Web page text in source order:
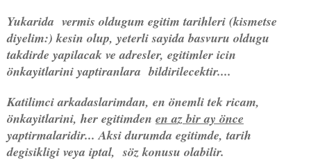
Yukarida vermis oldugum egitim tarihleri (kismetse
diyelim:) kesin olup, yeterli sayida basvuru oldugu
takdirde yapilacak ve adresler, egitimler icin
önkayitlarini yaptiranlara bildirilecektir....
Katilimci arkadaslarimdan, en önemli tek ricam,
önkayitlarini, her egitimden en az bir ay önce
yaptirmalaridir... Aksi durumda egitimde, tarih
degisikligi veya iptal, söz konusu olabilir.